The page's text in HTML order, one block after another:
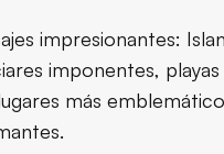
para conocer
impresionantes:
imponentes,
más